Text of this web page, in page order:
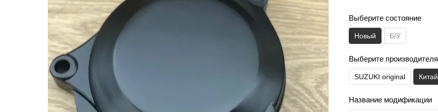
Выберите состояние
Новый Б/У
Выберите производителя
SUZUKI original Китай
Название модификации